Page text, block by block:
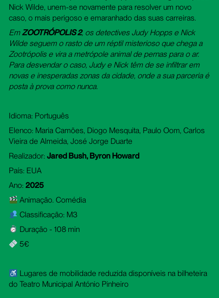
Nick Wilde, unem-se novamente para resolver um novo
caso, o mais perigoso e emaranhado das suas carreiras.
EmZOOTRÓPOLIS 2, os detectives Judy Hopps e Nick
Wilde seguem o rasto de um réptil misterioso que chega a
Zootrópolis e vira a metrópole animal de pernas para o ar.
Para desvendar o caso, Judy e Nick têm de se infiltrar em
novas e inesperadas zonas da cidade, onde a sua parceria é
posta à prova como nunca.
Idioma: Português
Elenco: Maria Camões, Diogo Mesquita, Paulo Oom, Carlos
Vieira de Almeida, José Jorge Duarte
Realizador: Jared Bush, Byron Howard
País: EUA
Ano: 2025
Animação. Comédia
Classificação: M3
Duração - 108 min
5€
Lugares de mobilidade reduzida disponíveis na bilheteira
do Teatro Municipal António Pinheiro